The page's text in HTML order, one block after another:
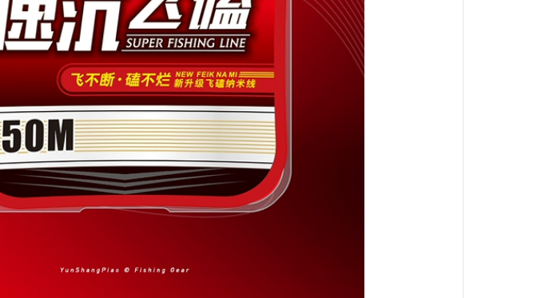
tay cần câu đoạn
ngắn cần câu suối
cần câu cá diếc cần
câu lure máy đứng
cần câu tay
Ba mét sáu cần câu
cầm tay năm mét
bốn cần câu 2 mét 7
hai mét hai mét bảy
19 có thể điều chỉnh
6 mét 3 mét 9 cần
câu siêu nhẹ và
siêu cứng 5 cần câu
cá cần câu máy
ngang
Cần Đoạn Ngắn